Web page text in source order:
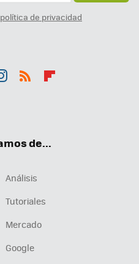
política de privacidad
de...
Análisis
Tutoriales
Mercado
Google